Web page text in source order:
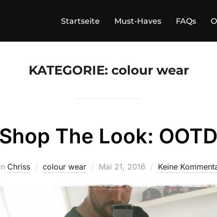
Startseite Must-Haves FAQs
KATEGORIE: colour wear
Shop The Look: OOTD
Chriss colour wear
Veröffentlicht
Mai 21, 2016 Keine